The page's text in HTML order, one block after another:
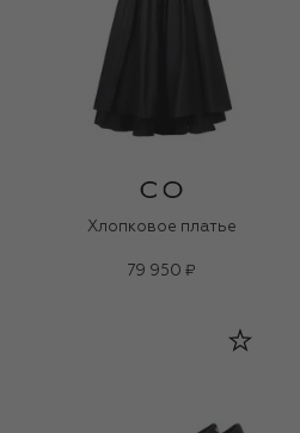
Хлопковое платье
79 950 ₽